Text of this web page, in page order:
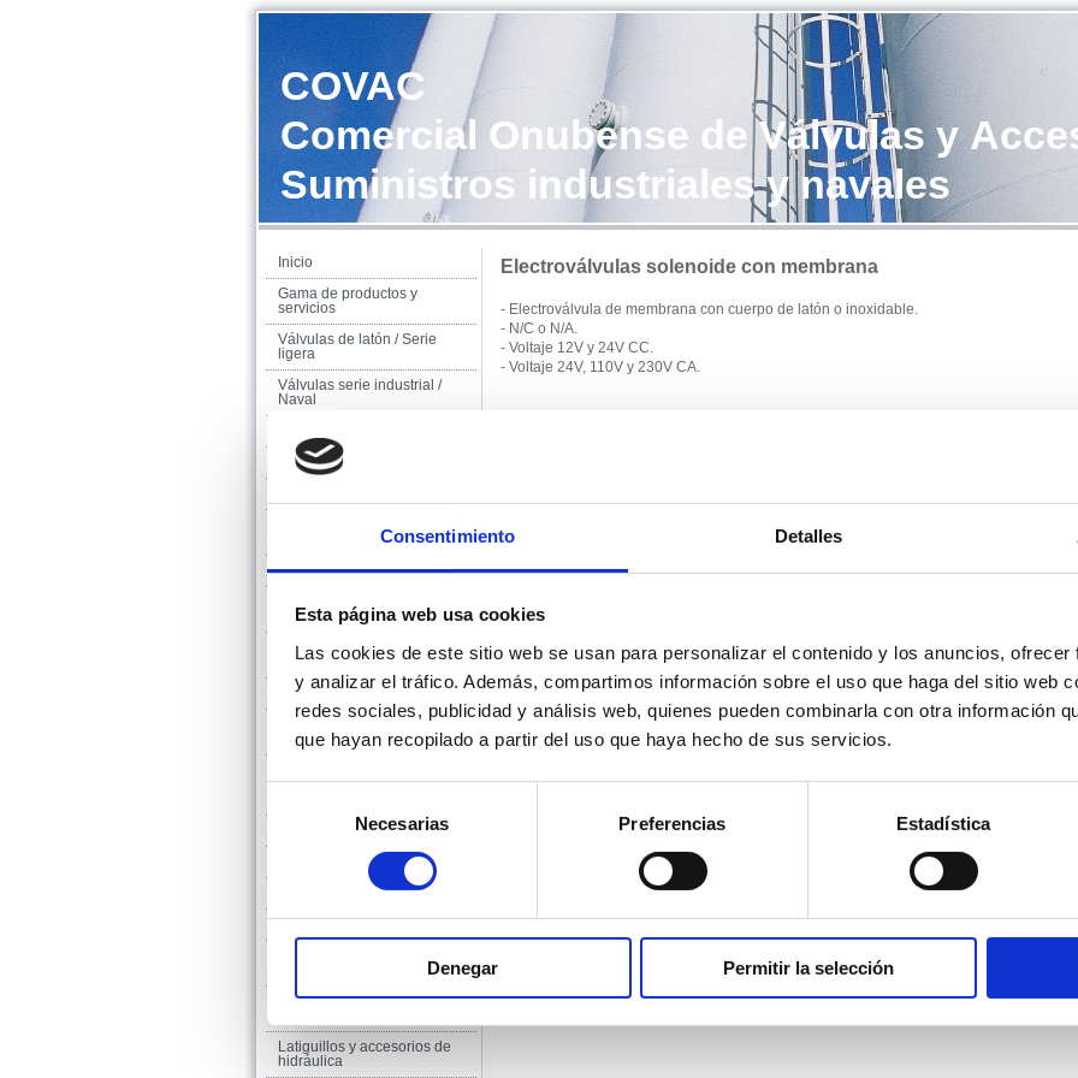
Consentimiento Detalles
Esta página web usa cookies
Las cookies de este sitio web se usan para personalizar el contenido y los anuncios,
y analizar el tráfico. Además, compartimos información sobre el uso que haga del sitio web
redes sociales, publicidad y análisis web, quienes pueden combinarla con otra información
que hayan recopilado a partir del uso que haya hecho de sus servicios.
consentimiento
Necesarias Preferencias Estadística
Denegar Permitir la selección
COVAC
Comercial Onubense de Válvulas y
Suministros industriales y navales
Inicio
Gama de productos y
servicios
Válvulas de latón / Serie
ligera
Válvulas serie industrial /
Naval
Electroválvulas solenoide
Material contra incendio
Accesorios roscados – Fittings
acero y acero inoxidable
Abrazaderas de reparación
inoxidables para tubería
Bridas
compensadores
Empaquetadura - Aislamiento
Manta filtrante
Redondos, macizos y perfiles
Abrazaderas
Acoplamientos para
Latiguillos y accesorios de
hidráulica
Electroválvulas solenoide con membrana
- Electroválvula de membrana con cuerpo de latón o inoxidable.
- N/C o N/A.
- Voltaje 12V y 24V CC.
- Voltaje 24V, 110V y 230V CA.